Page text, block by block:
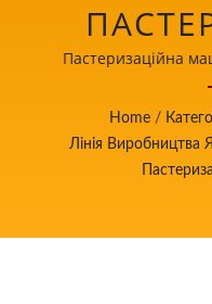
Пастеризаційна
обладнання для
з пріоритетом на
Home /
Лінія Виробництва